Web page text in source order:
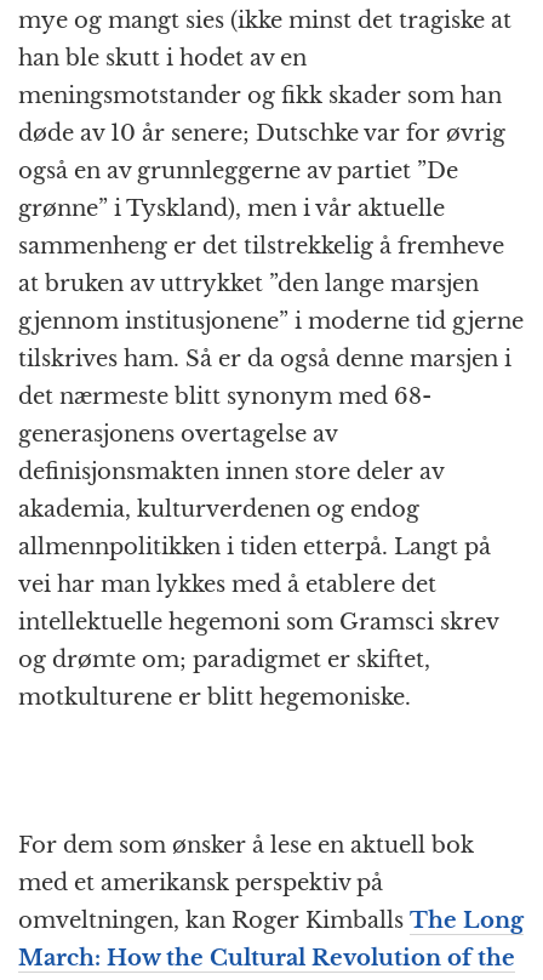
mye og mangt sies (ikke minst det tragiske at
han ble skutt i hodet av en
meningsmotstander og fikk skader som han
døde av 10 år senere; Dutschke var for øvrig
også en av grunnleggerne av partiet ”De
grønne” i Tyskland), men i vår aktuelle
sammenheng er det tilstrekkelig å fremheve
at bruken av uttrykket ”den lange marsjen
gjennom institusjonene” i moderne tid gjerne
tilskrives ham. Så er da også denne marsjen i
det nærmeste blitt synonym med 68-
generasjonens overtagelse av
definisjonsmakten innen store deler av
akademia, kulturverdenen og endog
allmennpolitikken i tiden etterpå. Langt på
vei har man lykkes med å etablere det
intellektuelle hegemoni som Gramsci skrev
og drømte om; paradigmet er skiftet,
motkulturene er blitt hegemoniske.
For dem som ønsker å lese en aktuell bok
med et amerikansk perspektiv på
omveltningen, kan Roger Kimballs The Long
March: How the Cultural Revolution of the